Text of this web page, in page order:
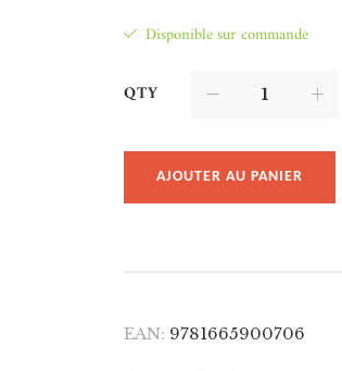
Disponible sur commande
QTY
AJOUTER AU PANIER
EAN: 9781665900706